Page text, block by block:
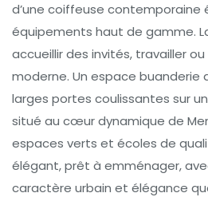
d’une coiffeuse contemporaine
équipements haut de gamme.
accueillir des invités, travailler
moderne. Un espace buanderie
larges portes coulissantes sur
situé au cœur dynamique de
espaces verts et écoles de
élégant, prêt à emménager,
caractère urbain et élégance